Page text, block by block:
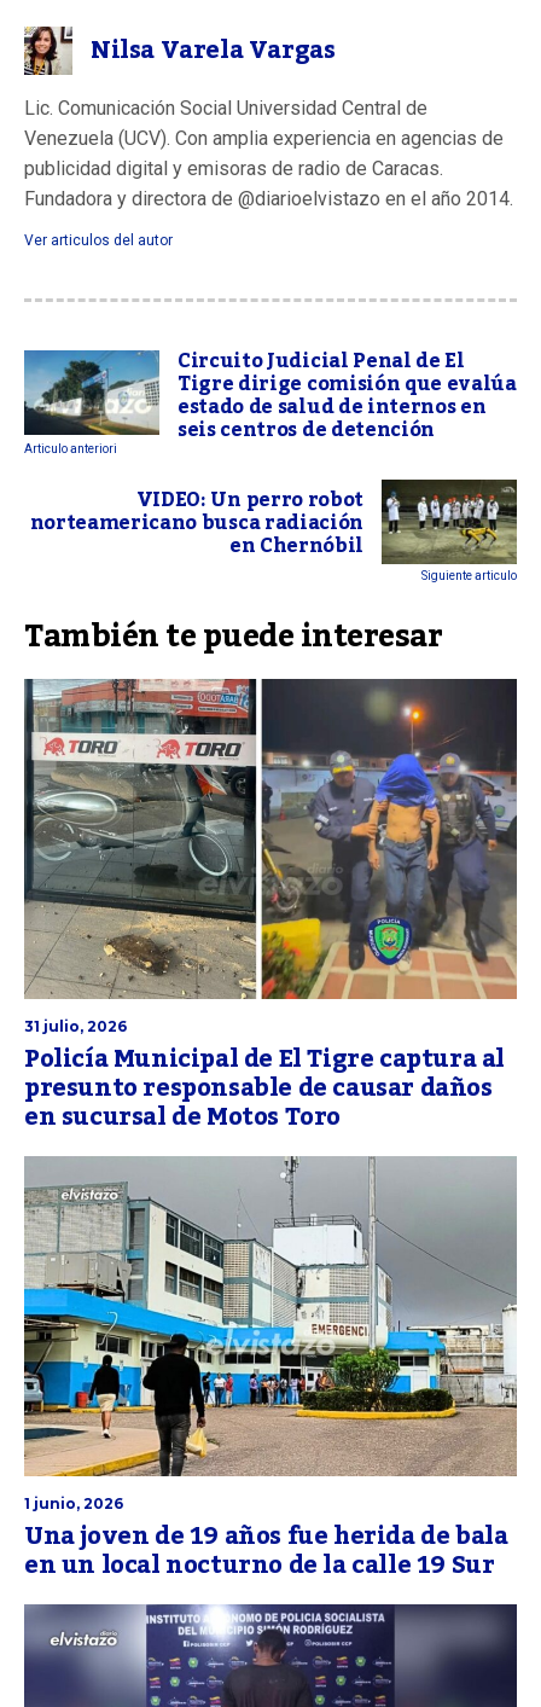
Nilsa Varela Vargas
Lic. Comunicación Social Universidad Central de
Venezuela (UCV). Con amplia experiencia en agencias de
publicidad digital y emisoras de radio de Caracas.
Fundadora y directora de @diarioelvistazo en el año 2014.
Ver articulos del autor
Circuito Judicial Penal de El
Tigre dirige comisión que evalúa
estado de salud de internos en
seis centros de detención
Articulo anteriori
VIDEO: Un perro robot
norteamericano busca radiación
en Chernóbil
Siguiente articulo
También te puede interesar
31 julio, 2026
Policía Municipal de El Tigre captura al
presunto responsable de causar daños
en sucursal de Motos Toro
1 junio, 2026
Una joven de 19 años fue herida de bala
en un local nocturno de la calle 19 Sur